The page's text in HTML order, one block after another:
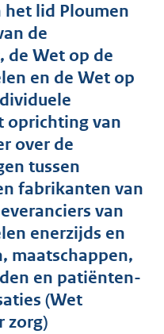
s
g
r
o
t
t
:
3
7
b
het lid Ploumen
de
de Wet op de
en de Wet op
oprichting van
over de
tussen
fabrikanten van
van
enerzijds en
maatschappen,
en patiënten-
(Wet
zorg)